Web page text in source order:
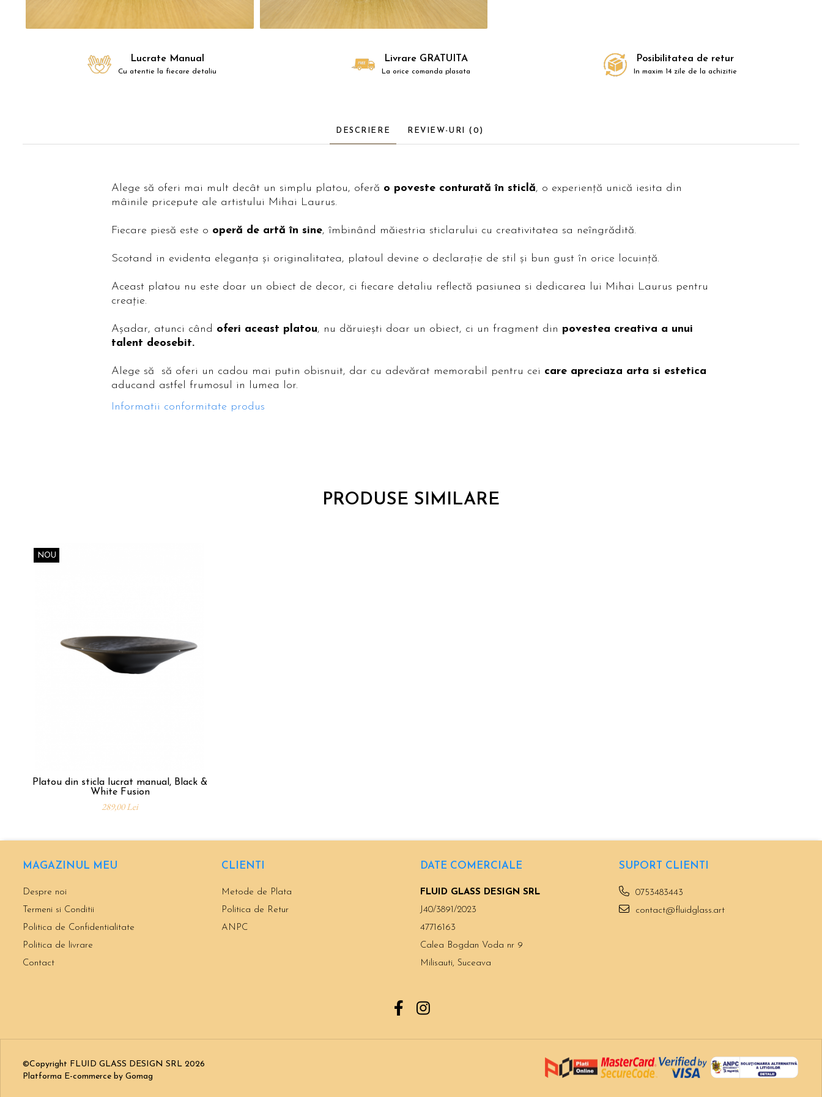
Lucrate Manual
Cu atentie la fiecare detaliu
Livrare GRATUITA
La orice comanda plasata
Posibilitatea de retur
In maxim 14 zile de la achizitie
DESCRIERE REVIEW-URI (0)
Alege să oferi mai mult decât un simplu platou, oferă o poveste conturată în sticlă, o experiență unică iesita din
mâinile pricepute ale artistului Mihai Laurus.
Fiecare piesă este o operă de artă în sine, îmbinând măiestria sticlarului cu creativitatea sa neîngrădită.
Scotand in evidenta eleganța și originalitatea, platoul devine o declarație de stil și bun gust în orice locuință.
Aceast platou nu este doar un obiect de decor, ci fiecare detaliu reflectă pasiunea si dedicarea lui Mihai Laurus pentru
creație.
Așadar, atunci când oferi aceast platou, nu dăruiești doar un obiect, ci un fragment din povestea creativa a unui
talent deosebit.
Alege să să oferi un cadou mai putin obisnuit, dar cu adevărat memorabil pentru cei care apreciaza arta si estetica
aducand astfel frumosul in lumea lor.
Informatii conformitate produs
PRODUSE SIMILARE
NOU
Platou din sticla lucrat manual, Black &
White Fusion
289,00 Lei
MAGAZINUL MEU
Despre noi
Termeni si Conditii
Politica de Confidentialitate
Politica de livrare
Contact
CLIENTI
Metode de Plata
Politica de Retur
ANPC
DATE COMERCIALE
FLUID GLASS DESIGN SRL
J40/3891/2023
47716163
Calea Bogdan Voda nr 9
Milisauti, Suceava
SUPORT CLIENTI
0753483443
contact@fluidglass.art
©Copyright FLUID GLASS DESIGN SRL 2026
Platforma E-commerce by Gomag